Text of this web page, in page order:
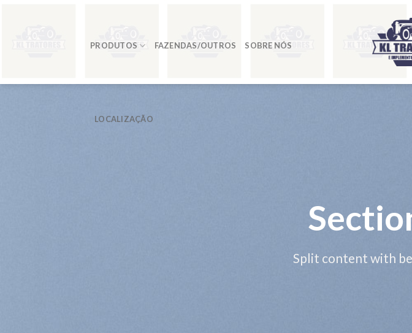
PRODUTOS FAZENDAS/OUTROS SOBRE NÓS
LOCALIZAÇÃO
Split content with